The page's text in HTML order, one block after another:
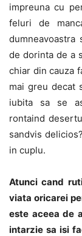
impreuna cu
feluri de
de dorinta de a
chiar din cauza
mai greu decat
iubita sa se
rontaind
sandvis
in cuplu.
Atunci cand
viata oricarei
este aceea de
intarzie sa isi